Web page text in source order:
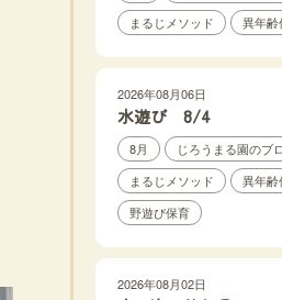
まるじメソッド
異年齢
2026年08月06日
水遊び 8/4
8月
じろうまる園のブ
まるじメソッド
異年齢
野遊び保育
2026年08月02日